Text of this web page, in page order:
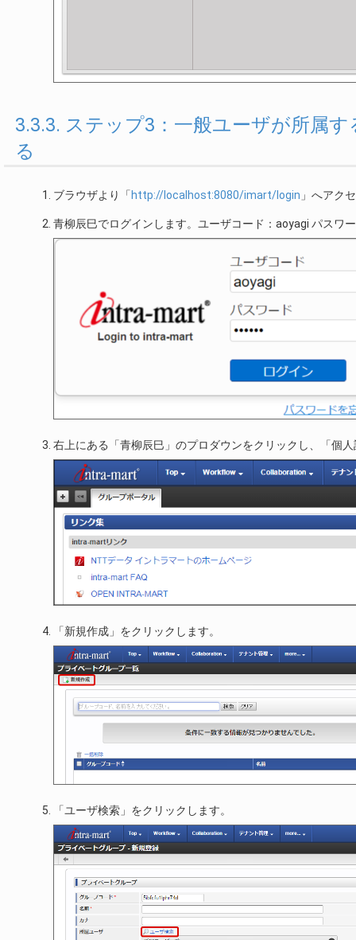
3.3.3. ステップ3：一般ユーザが所属
る
ブラウザより「 http://localhost:8080/imart/login 」へアク
青柳辰巳でログインします。ユーザコード：aoyagi パスワ
右上にある「青柳辰巳」のプロダウンをクリックし、「個
「新規作成」をクリックします。
「ユーザ検索」をクリックします。